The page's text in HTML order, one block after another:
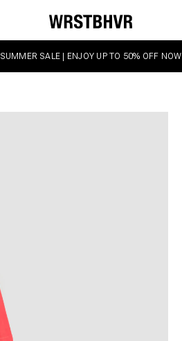
SUMMER SALE | ENJOY UP TO 50% OFF NOW